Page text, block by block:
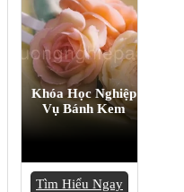
Khóa Học Nghiệp
Vụ Bánh Kem
Tìm Hiểu Ngay